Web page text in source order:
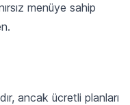
menüye sahip
ancak ücretli planları